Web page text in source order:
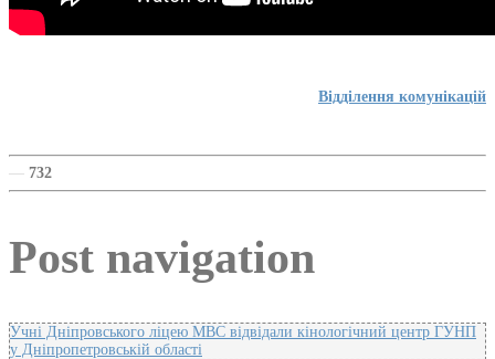
Відділення комунікацій
— 732
Post navigation
Учні Дніпровського ліцею МВС відвідали кінологічний центр ГУНП
у Дніпропетровській області